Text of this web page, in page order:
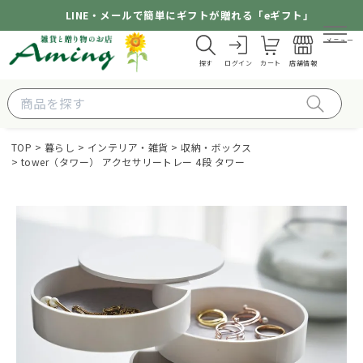
LINE・メールで簡単にギフトが贈れる「eギフト」
探す ログイン カート 店舗情報
メニュー
TOP 暮らし インテリア・雑貨
収納・ボックス
tower（タワー） アクセサリートレー 4段 タワー